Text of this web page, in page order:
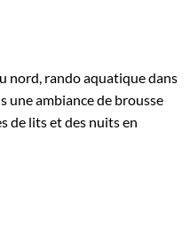
nord, rando aquatique dans
une ambiance de brousse
de lits et des nuits en